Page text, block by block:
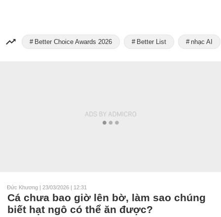
Better Choice Awards 2026 Better List nhạc AI
Đức Khương | 23/03/2026 | 12:31
Cá chưa bao giờ lên bờ, làm sao chúng
biết hạt ngô có thể ăn được?